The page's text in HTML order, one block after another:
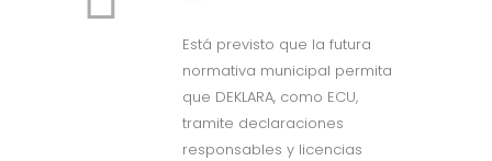
Está previsto que la futura
normativa municipal permita
que DEKLARA, como ECU,
tramite declaraciones
responsables y licencias